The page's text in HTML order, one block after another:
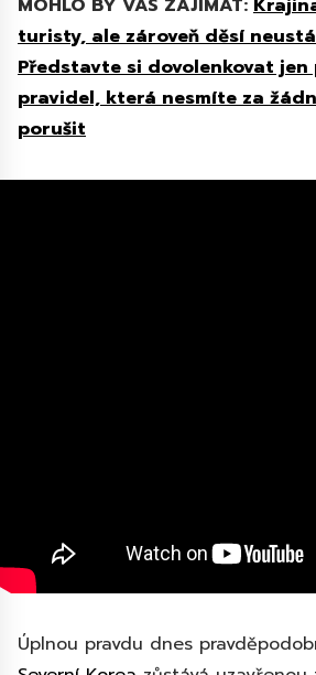
turisty, ale zároveň děsí
Představte si dovolenkovat jen
pravidel, která nesmíte za
porušit
Úplnou pravdu dnes